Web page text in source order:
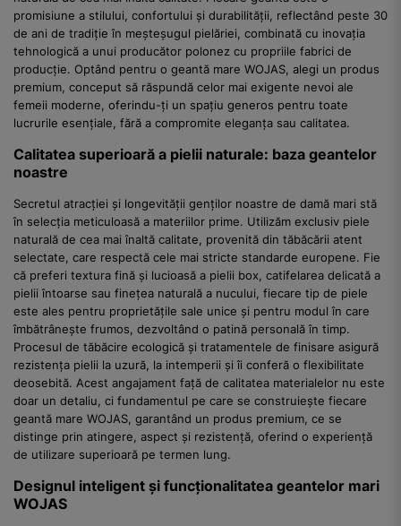
promisiune a stilului, confortului și durabilității, reflectând peste 30
de ani de tradiție în meșteșugul pielăriei, combinată cu inovația
tehnologică a unui producător polonez cu propriile fabrici de
producție. Optând pentru o geantă mare WOJAS, alegi un produs
premium, conceput să răspundă celor mai exigente nevoi ale
femeii moderne, oferindu-ți un spațiu generos pentru toate
lucrurile esențiale, fără a compromite eleganța sau calitatea.
Calitatea superioară a pielii naturale: baza geantelor
noastre
Secretul atracției și longevității genților noastre de damă mari stă
în selecția meticuloasă a materiilor prime. Utilizăm exclusiv piele
naturală de cea mai înaltă calitate, provenită din tăbăcării atent
selectate, care respectă cele mai stricte standarde europene. Fie
că preferi textura fină și lucioasă a pielii box, catifelarea delicată a
pielii întoarse sau finețea naturală a nucului, fiecare tip de piele
este ales pentru proprietățile sale unice și pentru modul în care
îmbătrânește frumos, dezvoltând o patină personală în timp.
Procesul de tăbăcire ecologică și tratamentele de finisare asigură
rezistența pielii la uzură, la intemperii și îi conferă o flexibilitate
deosebită. Acest angajament față de calitatea materialelor nu este
doar un detaliu, ci fundamentul pe care se construiește fiecare
geantă mare WOJAS, garantând un produs premium, ce se
distinge prin atingere, aspect și rezistență, oferind o experiență
de utilizare superioară pe termen lung.
Designul inteligent și funcționalitatea geantelor mari
WOJAS